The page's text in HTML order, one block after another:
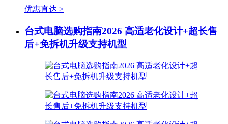
优惠直达 >
台式电脑选购指南2026 高适老化设计+超长售
后+免拆机升级支持机型